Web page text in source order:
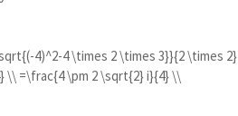
4)^2-4 \times 2 \times 3}}{2 \times
\\ =\frac{4 \pm 2 \sqrt{2} i}{4} \\